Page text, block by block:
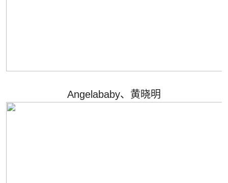
Angelababy、黄晓明